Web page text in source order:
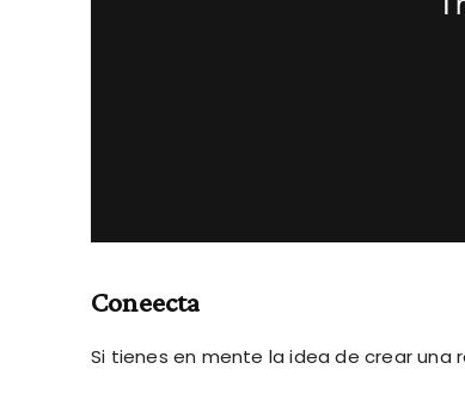
Coneecta
Si tienes en mente la idea de crear una